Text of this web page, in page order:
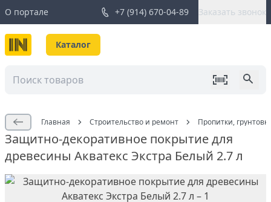
О портале +7 (914) 670-04-89 Заказать звонок
Каталог
Главная Строительство и ремонт Пропитки,
Защитно-декоративное покрытие для
древесины Акватекс Экстра Белый 2.7 л